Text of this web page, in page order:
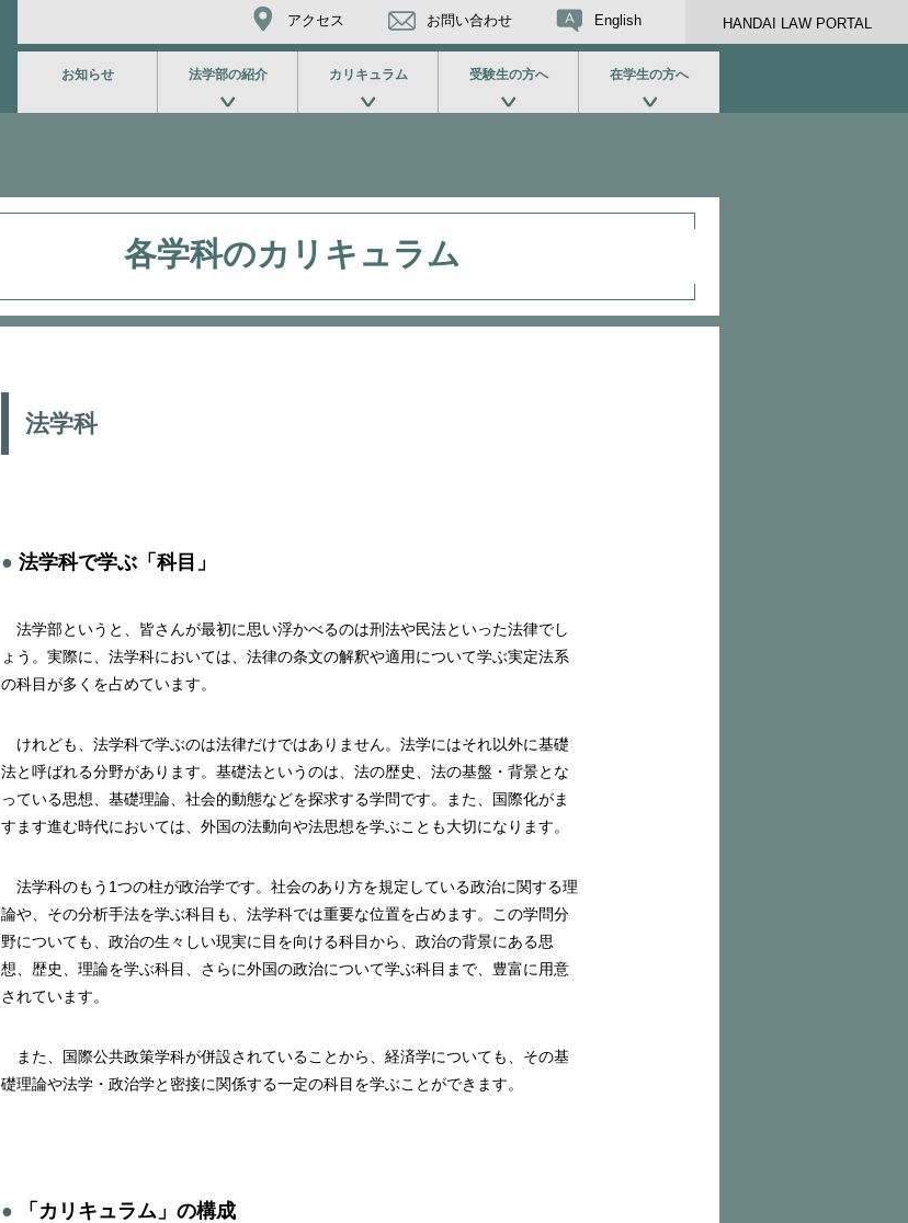
HANDAI LAW PORTAL
アクセス お問い合わせ English
お知らせ 法学部の紹介 カリキュラム 受験生の方へ 在学生の方へ
各学科のカリキュラム
法学科
法学科で学ぶ「科目」
法学部というと、皆さんが最初に思い浮かべるのは刑法や民法といった法律でし
ょう。実際に、法学科においては、法律の条文の解釈や適用について学ぶ実定法系
の科目が多くを占めています。
けれども、法学科で学ぶのは法律だけではありません。法学にはそれ以外に基礎
法と呼ばれる分野があります。基礎法というのは、法の歴史、法の基盤・背景とな
っている思想、基礎理論、社会的動態などを探求する学問です。また、国際化がま
すます進む時代においては、外国の法動向や法思想を学ぶことも大切になります。
法学科のもう1つの柱が政治学です。社会のあり方を規定している政治に関する理
論や、その分析手法を学ぶ科目も、法学科では重要な位置を占めます。この学問分
野についても、政治の生々しい現実に目を向ける科目から、政治の背景にある思
想、歴史、理論を学ぶ科目、さらに外国の政治について学ぶ科目まで、豊富に用意
されています。
また、国際公共政策学科が併設されていることから、経済学についても、その基
礎理論や法学・政治学と密接に関係する一定の科目を学ぶことができます。
「カリキュラム」の構成